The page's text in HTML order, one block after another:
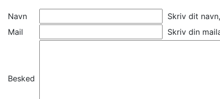
Navn
Skriv dit
Mail
Skriv din
Besked